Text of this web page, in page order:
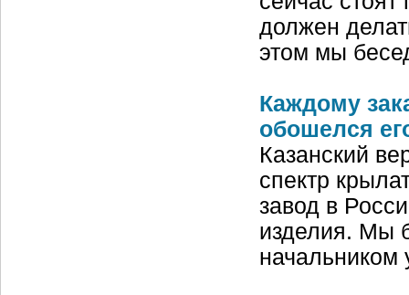
должен
этом мы
Каждому
обошелся
Казанский
спектр
завод в
изделия. Мы